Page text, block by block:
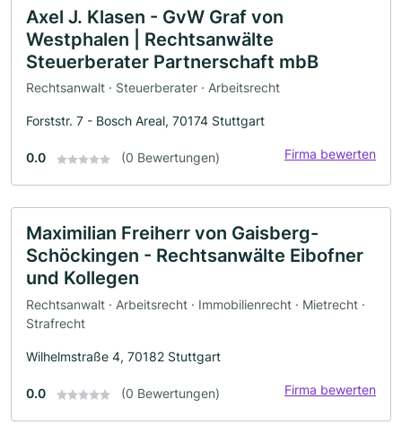
Axel J. Klasen - GvW Graf von
Westphalen | Rechtsanwälte
Steuerberater Partnerschaft mbB
Rechtsanwalt · Steuerberater · Arbeitsrecht
Forststr. 7 - Bosch Areal, 70174 Stuttgart
0.0 (0 Bewertungen) Firma bewerten
Maximilian Freiherr von Gaisberg-
Schöckingen - Rechtsanwälte Eibofner
und Kollegen
Rechtsanwalt · Arbeitsrecht · Immobilienrecht · Mietrecht ·
Strafrecht
Wilhelmstraße 4, 70182 Stuttgart
0.0 (0 Bewertungen) Firma bewerten